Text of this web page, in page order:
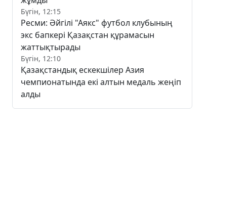
Бүгін, 12:15
Ресми: Әйгілі "Аякс" футбол клубының
экс бапкері Қазақстан құрамасын
жаттықтырады
Бүгін, 12:10
Қазақстандық ескекшілер Азия
чемпионатында екі алтын медаль жеңіп
алды